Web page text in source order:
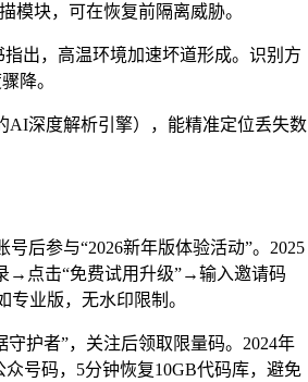
模块，可在恢复前隔离威胁。
出，高温环境加速坏道形成。识别方
降。
AI深度解析引擎），能精准定位丢失数
后参与“2026新年版体验活动”。2025
→点击“免费试用升级”→输入邀请码
专业版，无水印限制。
护者”，关注后领取限量码。2024年
号码，5分钟恢复10GB代码库，避免